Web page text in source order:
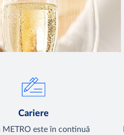
Cariere
METRO este în continuă